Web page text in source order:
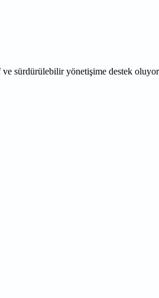
ve sürdürülebilir yönetişime destek